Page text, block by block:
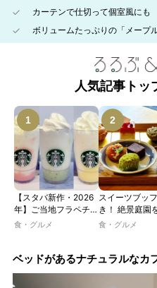
カーテンで仕切って個室風にも
ボリュームたっぷりの「メープ
人気記事トッ
【スタバ新作・2026
年】ご当地フラペチー
ノが新登場！ 地域と
JIMOTO
PROGRAM」が青
食・グルメ
スイーツブッ
き！ 絶景庭園
ホテルレストラ
ツトレンド
食・グルメ
ベッドがあるナチュラルなカ